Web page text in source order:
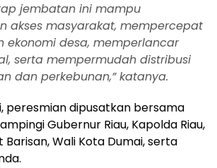
jembatan ini mampu
akses masyarakat, mempercepat
ekonomi desa, memperlancar
serta mempermudah distribusi
dan perkebunan,” katanya.
peresmian dipusatkan bersama
Gubernur Riau, Kapolda Riau,
Barisan, Wali Kota Dumai, serta